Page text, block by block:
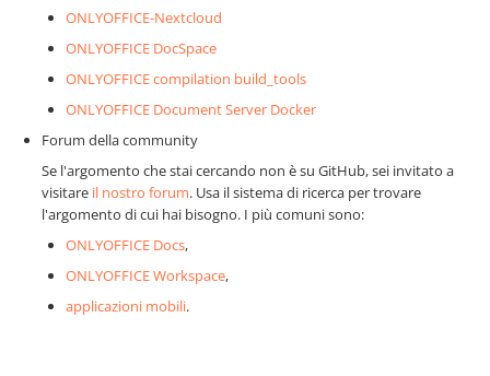
ONLYOFFICE-Nextcloud
ONLYOFFICE DocSpace
ONLYOFFICE compilation build_tools
ONLYOFFICE Document Server Docker
Forum della community
Se l'argomento che stai cercando non è su GitHub, sei invitato a
visitare il nostro forum. Usa il sistema di ricerca per trovare
l'argomento di cui hai bisogno. I più comuni sono:
ONLYOFFICE Docs,
ONLYOFFICE Workspace,
applicazioni mobili.